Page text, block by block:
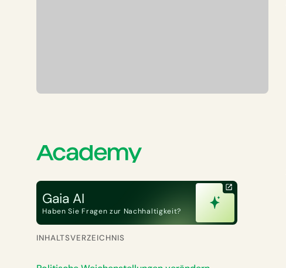
Gaia AI
Haben Sie Fragen zur Nachhaltigkeit?
INHALTSVERZEICHNIS